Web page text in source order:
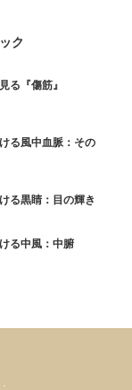
ク
る『傷筋』
る風中血脈：その
る黒睛：目の輝き
る中風：中腑